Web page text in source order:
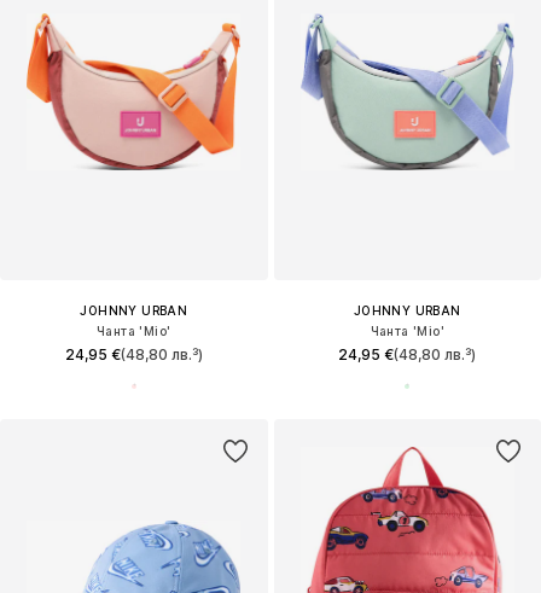
JOHNNY URBAN
Чанта 'Mio'
24,95 €(48,80 лв.³)
JOHNNY URBAN
Чанта 'Mio'
24,95 €(48,80 лв.³)